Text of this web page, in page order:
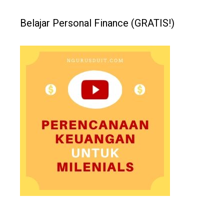
Belajar Personal Finance (GRATIS!)